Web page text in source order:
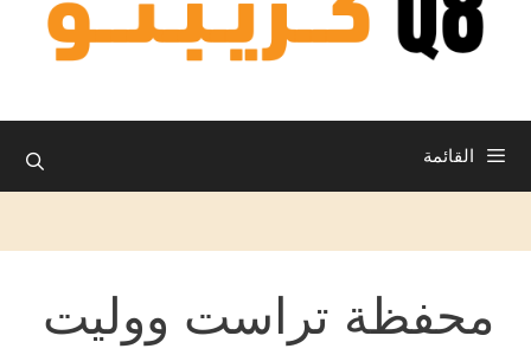
القائمة
محفظة تراست ووليت